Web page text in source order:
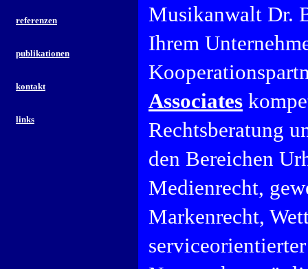
referenzen
publikationen
kontakt
links
Musikanwalt Dr.
Ihrem
Associates
Rechtsberatung
den Bereichen
Medienrecht,
Markenrecht,